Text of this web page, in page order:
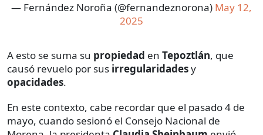
— Fernández Noroña (@fernandeznorona) May 12,
2025
A esto se suma su propiedad en Tepoztlán, que
causó revuelo por sus irregularidadesy
opacidades.
En este contexto, cabe recordar que el pasado 4 de
mayo, cuando sesionó el Consejo Nacional de